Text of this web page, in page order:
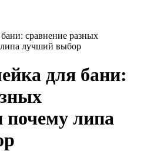
сравнение разных
лучший выбор
для бани:
почему липа